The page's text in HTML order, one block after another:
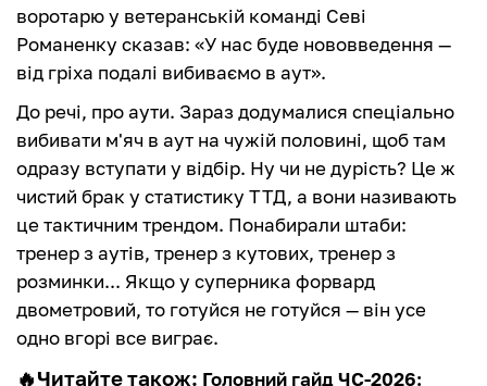
воротарю у ветеранській команді Севі
Романенку сказав: «У нас буде нововведення —
від гріха подалі вибиваємо в аут».
До речі, про аути. Зараз додумалися спеціально
вибивати м'яч в аут на чужій половині, щоб там
одразу вступати у відбір. Ну чи не дурість? Це ж
чистий брак у статистику ТТД, а вони називають
це тактичним трендом. Понабирали штаби:
тренер з аутів, тренер з кутових, тренер з
розминки... Якщо у суперника форвард
двометровий, то готуйся не готуйся — він усе
одно вгорі все виграє.
🔥Читайте також: Головний гайд ЧС-2026: